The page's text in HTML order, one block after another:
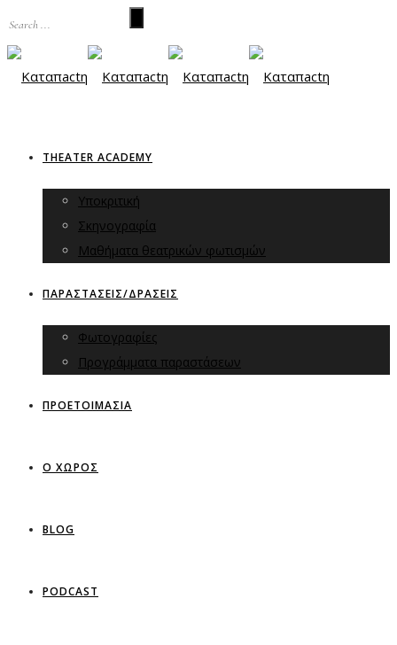
THEATER ACADEMY
Υποκριτική
Σκηνογραφία
Μαθήματα θεατρικών φωτισμών
ΠΑΡΑΣΤΑΣΕΙΣ/ΔΡΑΣΕΙΣ
Φωτογραφίες
Προγράμματα παραστάσεων
ΠΡΟΕΤΟΙΜΑΣΙΑ
Ο ΧΩΡΟΣ
BLOG
PODCAST